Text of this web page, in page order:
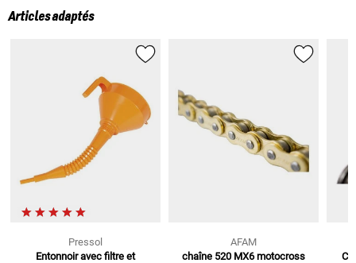
Articles adaptés
Pressol
Entonnoir avec filtre et
AFAM
chaîne 520 MX6 motocross